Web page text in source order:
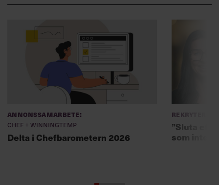
Annonssamarbete:
Chef + Winningtemp
Delta i Chefbarometern 2026
Rekrytering
”Sluta
som inte